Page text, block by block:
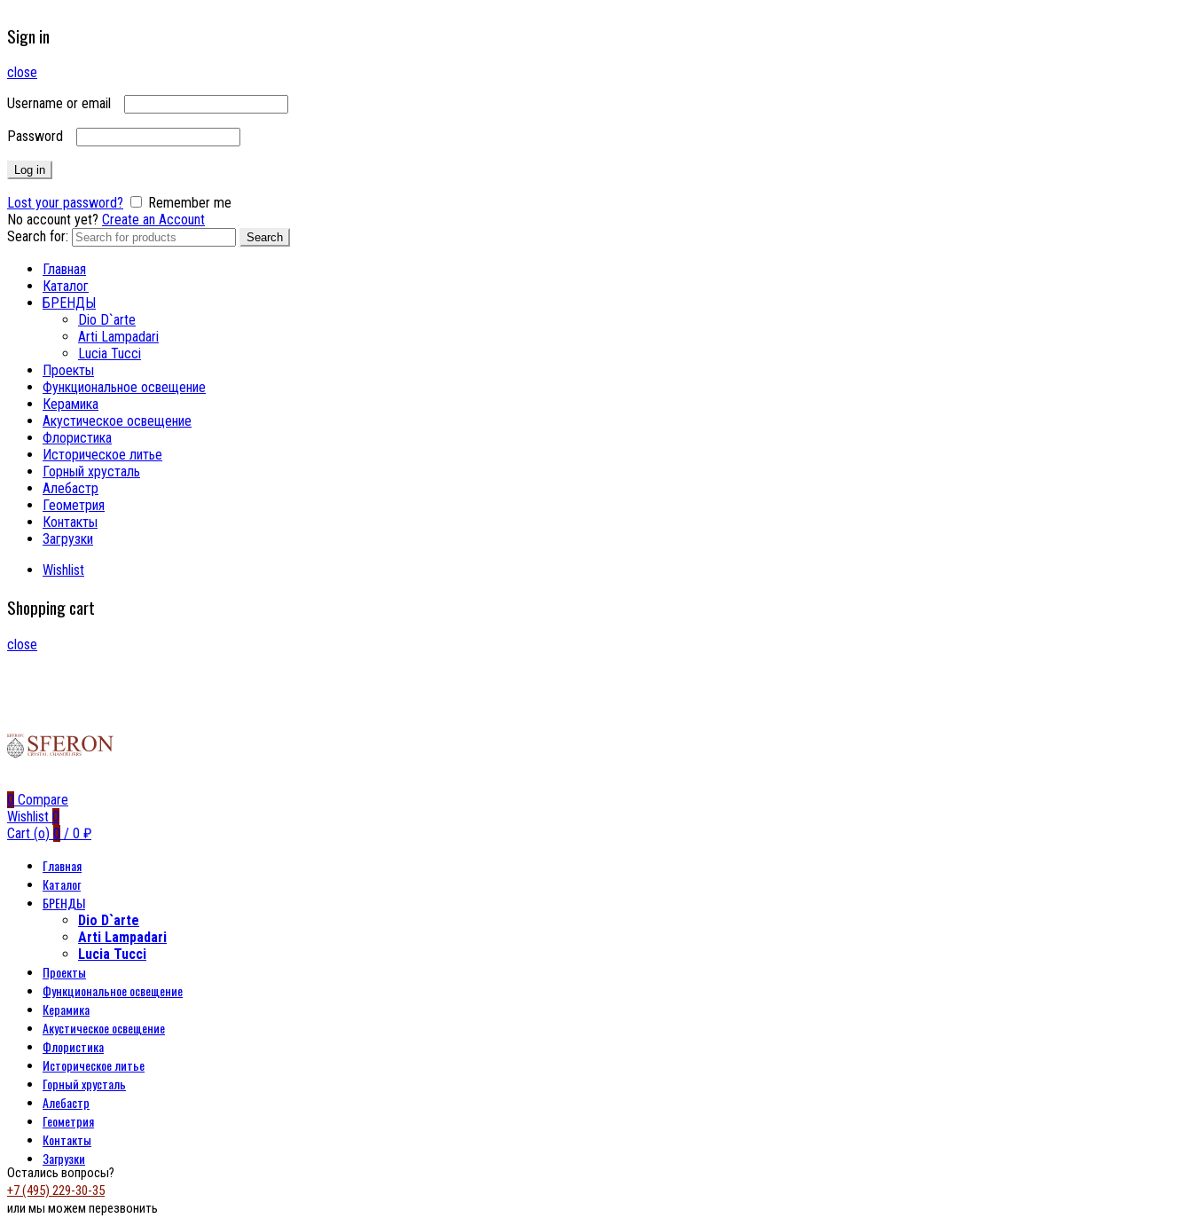
Sign in
close
Username or email
Password
Log in
Lost your password?
Remember me
No account yet? Create an Account
Search for:
Search
Главная
Каталог
БРЕНДЫ
Dio D`arte
Arti Lampadari
Lucia Tucci
Проекты
Функциональное освещение
Керамика
Акустическое освещение
Флористика
Историческое литье
Горный хрусталь
Алебастр
Геометрия
Контакты
Загрузки
Wishlist
Shopping cart
close
0 Compare
Wishlist 0
Cart (o) 0 / 0 ₽
Главная
Каталог
БРЕНДЫ
Dio D`arte
Arti Lampadari
Lucia Tucci
Проекты
Функциональное освещение
Керамика
Акустическое освещение
Флористика
Историческое литье
Горный хрусталь
Алебастр
Геометрия
Контакты
Загрузки
Остались вопросы?
+7 (495) 229-30-35
или мы можем перезвонить